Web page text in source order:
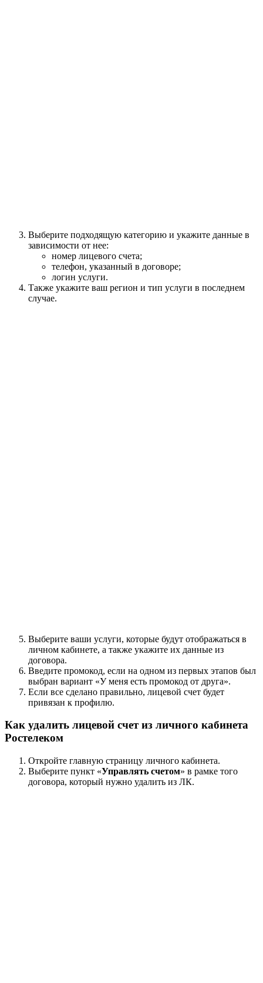
Выберите подходящую категорию и укажите данные в
зависимости от нее:
номер лицевого счета;
телефон, указанный в договоре;
логин услуги.
Также укажите ваш регион и тип услуги в последнем
случае.
Выберите ваши услуги, которые будут отображаться в
личном кабинете, а также укажите их данные из
договора.
Введите промокод, если на одном из первых этапов был
выбран вариант «У меня есть промокод от друга».
Если все сделано правильно, лицевой счет будет
привязан к профилю.
Как удалить лицевой счет из личного кабинета
Ростелеком
Откройте главную страницу личного кабинета.
Выберите пункт «Управлять счетом» в рамке того
договора, который нужно удалить из ЛК.